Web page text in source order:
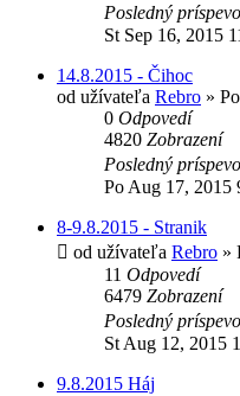
Posledný
St Sep 16, 2015
14.8.2015 - Čihoc
od užívateľa Rebro »
0 Odpovedí
4820 Zobrazení
Posledný
Po Aug 17, 2015
8-9.8.2015 - Stranik
od užívateľa Rebro »
11 Odpovedí
6479 Zobrazení
Posledný
St Aug 12, 2015
9.8.2015 Háj